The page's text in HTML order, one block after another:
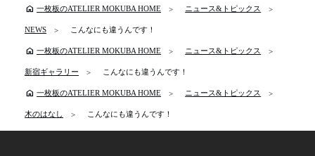
home 一枚板のATELIER MOKUBA HOME ニュース&トピックス
NEWS こんなにも違うんです！
home 一枚板のATELIER MOKUBA HOME ニュース&トピックス
新宿ギャラリー こんなにも違うんです！
home 一枚板のATELIER MOKUBA HOME ニュース&トピックス
木のはなし こんなにも違うんです！